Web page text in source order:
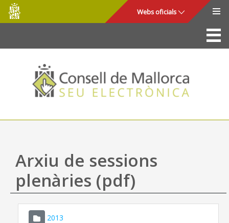
Salta al contingut principal
Consell
de
Mallorca
Webs oficials
La Seu
Consell de Mallorca
Accés i seguretat
Utilitats
Ajuda
Arxiu de sessions
plenàries (pdf)
2013